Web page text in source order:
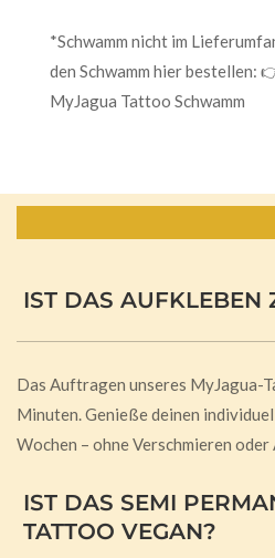
*Schwamm nicht im
den Schwamm hier bestellen:
MyJagua Tattoo Schwamm
IST DAS AUFKLEBEN
Das Auftragen unseres MyJagua-
Minuten. Genieße deinen
Wochen – ohne Verschmieren oder
IST DAS SEMI
TATTOO VEGAN?